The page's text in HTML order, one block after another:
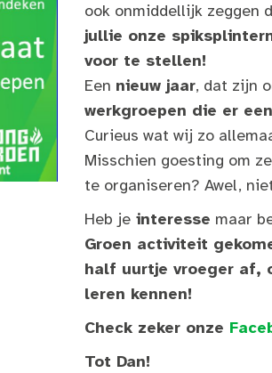
ook onmiddellijk zeggen
jullie onze
voor te stellen!
Een nieuw jaar, dat zijn
werkgroepen die er
Curieus wat wij zo
Misschien goesting om
te organiseren? Awel,
Heb je interesse maar
Groen activiteit
half uurtje vroeger af,
leren kennen!
Check zeker onze
Tot Dan!